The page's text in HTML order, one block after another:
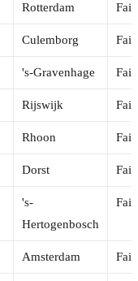
Rotterdam
Culemborg
's-Gravenhage
Rijswijk
Rhoon
Dorst
's-
Hertogenbosch
Amsterdam